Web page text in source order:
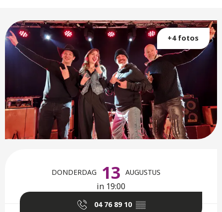
+4 fotos
DONDERDAG 13 AUGUSTUS
in 19:00
04 76 89 10 ▒▒